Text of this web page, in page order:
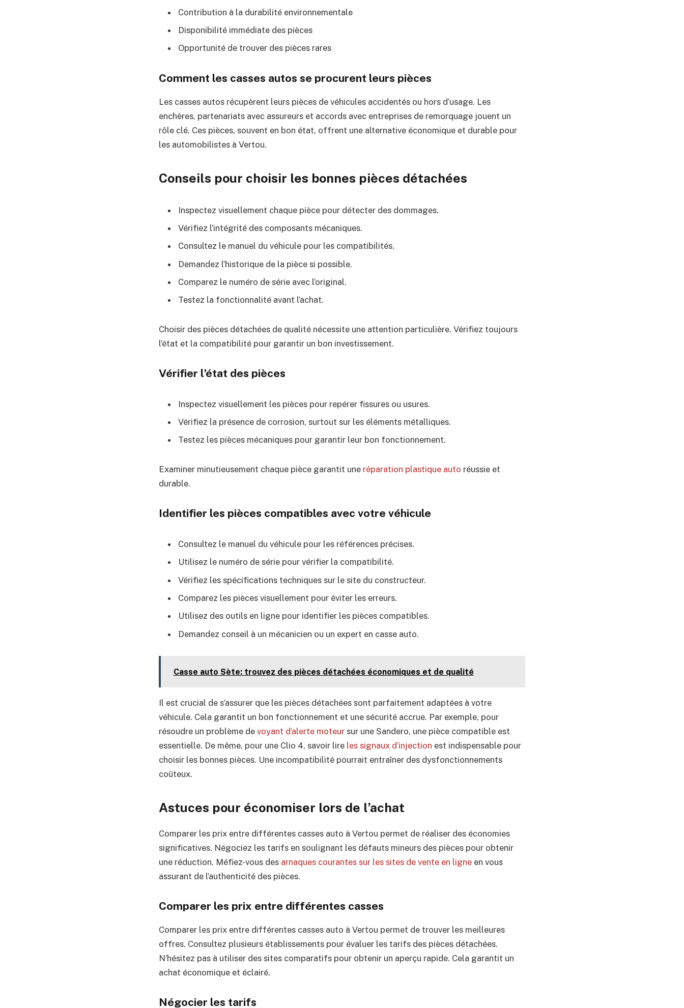
Contribution à la durabilité environnementale
Disponibilité immédiate des pièces
Opportunité de trouver des pièces rares
Comment les casses autos se procurent leurs pièces
Les casses autos récupèrent leurs pièces de véhicules accidentés ou hors d’usage. Les
enchères, partenariats avec assureurs et accords avec entreprises de remorquage jouent un
rôle clé. Ces pièces, souvent en bon état, offrent une alternative économique et durable pour
les automobilistes à Vertou.
Conseils pour choisir les bonnes pièces détachées
Inspectez visuellement chaque pièce pour détecter des dommages.
Vérifiez l’intégrité des composants mécaniques.
Consultez le manuel du véhicule pour les compatibilités.
Demandez l’historique de la pièce si possible.
Comparez le numéro de série avec l’original.
Testez la fonctionnalité avant l’achat.
Choisir des pièces détachées de qualité nécessite une attention particulière. Vérifiez toujours
l’état et la compatibilité pour garantir un bon investissement.
Vérifier l’état des pièces
Inspectez visuellement les pièces pour repérer fissures ou usures.
Vérifiez la présence de corrosion, surtout sur les éléments métalliques.
Testez les pièces mécaniques pour garantir leur bon fonctionnement.
Examiner minutieusement chaque pièce garantit une réparation plastique auto réussie et
durable.
Identifier les pièces compatibles avec votre véhicule
Consultez le manuel du véhicule pour les références précises.
Utilisez le numéro de série pour vérifier la compatibilité.
Vérifiez les spécifications techniques sur le site du constructeur.
Comparez les pièces visuellement pour éviter les erreurs.
Utilisez des outils en ligne pour identifier les pièces compatibles.
Demandez conseil à un mécanicien ou un expert en casse auto.
Casse auto Sète: trouvez des pièces détachées économiques et de qualité
Il est crucial de s’assurer que les pièces détachées sont parfaitement adaptées à votre
véhicule. Cela garantit un bon fonctionnement et une sécurité accrue. Par exemple, pour
résoudre un problème de voyant d’alerte moteur sur une Sandero, une pièce compatible est
essentielle. De même, pour une Clio 4, savoir lire les signaux d’injection est indispensable pour
choisir les bonnes pièces. Une incompatibilité pourrait entraîner des dysfonctionnements
coûteux.
Astuces pour économiser lors de l’achat
Comparer les prix entre différentes casses auto à Vertou permet de réaliser des économies
significatives. Négociez les tarifs en soulignant les défauts mineurs des pièces pour obtenir
une réduction. Méfiez-vous des arnaques courantes sur les sites de vente en ligne en vous
assurant de l’authenticité des pièces.
Comparer les prix entre différentes casses
Comparer les prix entre différentes casses auto à Vertou permet de trouver les meilleures
offres. Consultez plusieurs établissements pour évaluer les tarifs des pièces détachées.
N’hésitez pas à utiliser des sites comparatifs pour obtenir un aperçu rapide. Cela garantit un
achat économique et éclairé.
Négocier les tarifs